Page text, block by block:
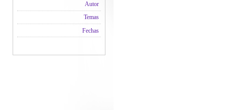
Autor
Temas
Fechas